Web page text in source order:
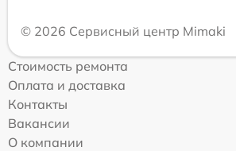
© 2026 Сервисный центр Mimaki
Стоимость ремонта
Оплата и доставка
Контакты
Вакансии
О компании